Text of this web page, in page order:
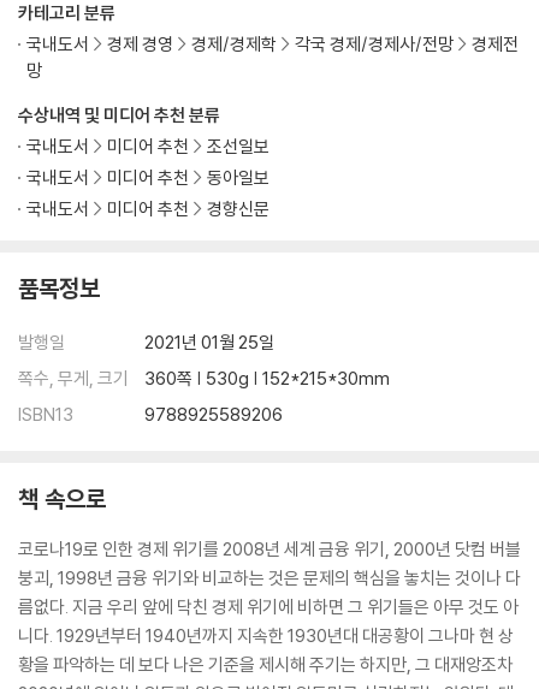
수상내역 및 미디어 추천 분류
국내도서
미디어 추천
조선일보
국내도서
미디어 추천
동아일보
국내도서
미디어 추천 경향신문
카테고리 분류
국내도서
경제 경영 경제/경제학 각국 경제/경제사/전망
경제전
망
품목정보
발행일
2021년 01월 25일
쪽수, 무게, 크기
360쪽 | 530g | 152*215*30mm
ISBN13
9788925589206
책 속으로
코로나19로 인한 경제 위기를 2008년 세계 금융 위기, 2000년 닷컴 버블
붕괴, 1998년 금융 위기와 비교하는 것은 문제의 핵심을 놓치는 것이나 다
름없다. 지금 우리 앞에 닥친 경제 위기에 비하면 그 위기들은 아무 것도 아
니다. 1929년부터 1940년까지 지속한 1930년대 대공황이 그나마 현 상
황을 파악하는 데 보다 나은 기준을 제시해 주기는 하지만, 그 대재앙조차